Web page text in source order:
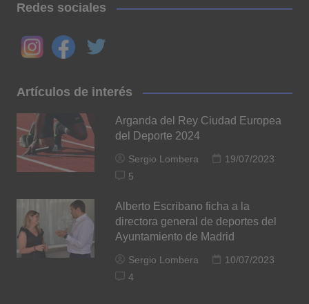
Redes sociales
Artículos de interés
Arganda del Rey Ciudad Europea
del Deporte 2024
Sergio Lombera
19/07/2023
5
Alberto Escribano ficha a la
directora general de deportes del
Ayuntamiento de Madrid
Sergio Lombera
10/07/2023
4